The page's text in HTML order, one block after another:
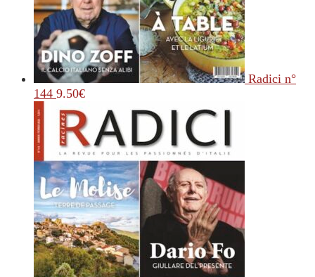
Radici n°
144 9.50€